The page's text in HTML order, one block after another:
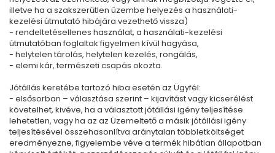
illetve ha a szakszerűtlen üzembe helyezés a használati-
kezelési útmutató hibájára vezethető vissza)
- rendeltetésellenes használat, a használati-kezelési
útmutatóban foglaltak figyelmen kívül hagyása,
- helytelen tárolás, helytelen kezelés, rongálás,
- elemi kár, természeti csapás okozta.
Jótállás keretébe tartozó hiba esetén az Ügyfél:
- elsősorban – választása szerint – kijavítást vagy kicserélést
követelhet, kivéve, ha a választott jótállási igény teljesítése
lehetetlen, vagy ha az az Üzemeltető a másik jótállási igény
teljesítésével összehasonlítva aránytalan többletköltséget
eredményezne, figyelembe véve a termék hibátlan állapotban